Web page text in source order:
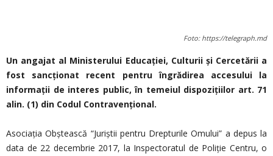
Foto: https://telegraph.md
Un angajat al Ministerului Educației, Culturii și Cercetării a
fost sancționat recent pentru îngrădirea accesului la
informații de interes public, în temeiul dispozițiilor art. 71
alin. (1) din Codul Contravențional.
Asociația Obștească “Juriștii pentru Drepturile Omului” a depus la
data de 22 decembrie 2017, la Inspectoratul de Poliție Centru, o